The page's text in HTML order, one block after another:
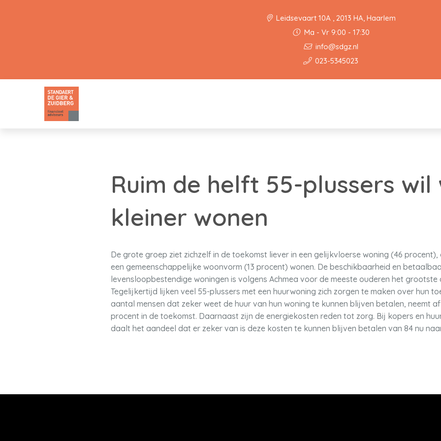
Leidsevaart 10A , 2013 HA, Haarlem
Ma - Vr 9:00 - 17:30
info@sdgz.nl
023-5345023
Ruim de helft 55-plussers wil
kleiner wonen
De grote groep ziet zichzelf in de toekomst liever in een gelijkvloerse woning (46
een gemeenschappelijke woonvorm (13 procent) wonen. De beschikbaarheid en
levensloopbestendige woningen is volgens Achmea voor de meeste ouderen het grootste
Tegelijkertijd lijken veel 55-plussers met een huurwoning zich zorgen te maken over hun
aantal mensen dat zeker weet de huur van hun woning te kunnen blijven betalen, neemt
procent in de toekomst. Daarnaast zijn de energiekosten reden tot zorg. Bij kopers en
daalt het aandeel dat er zeker van is deze kosten te kunnen blijven betalen van 84 nu